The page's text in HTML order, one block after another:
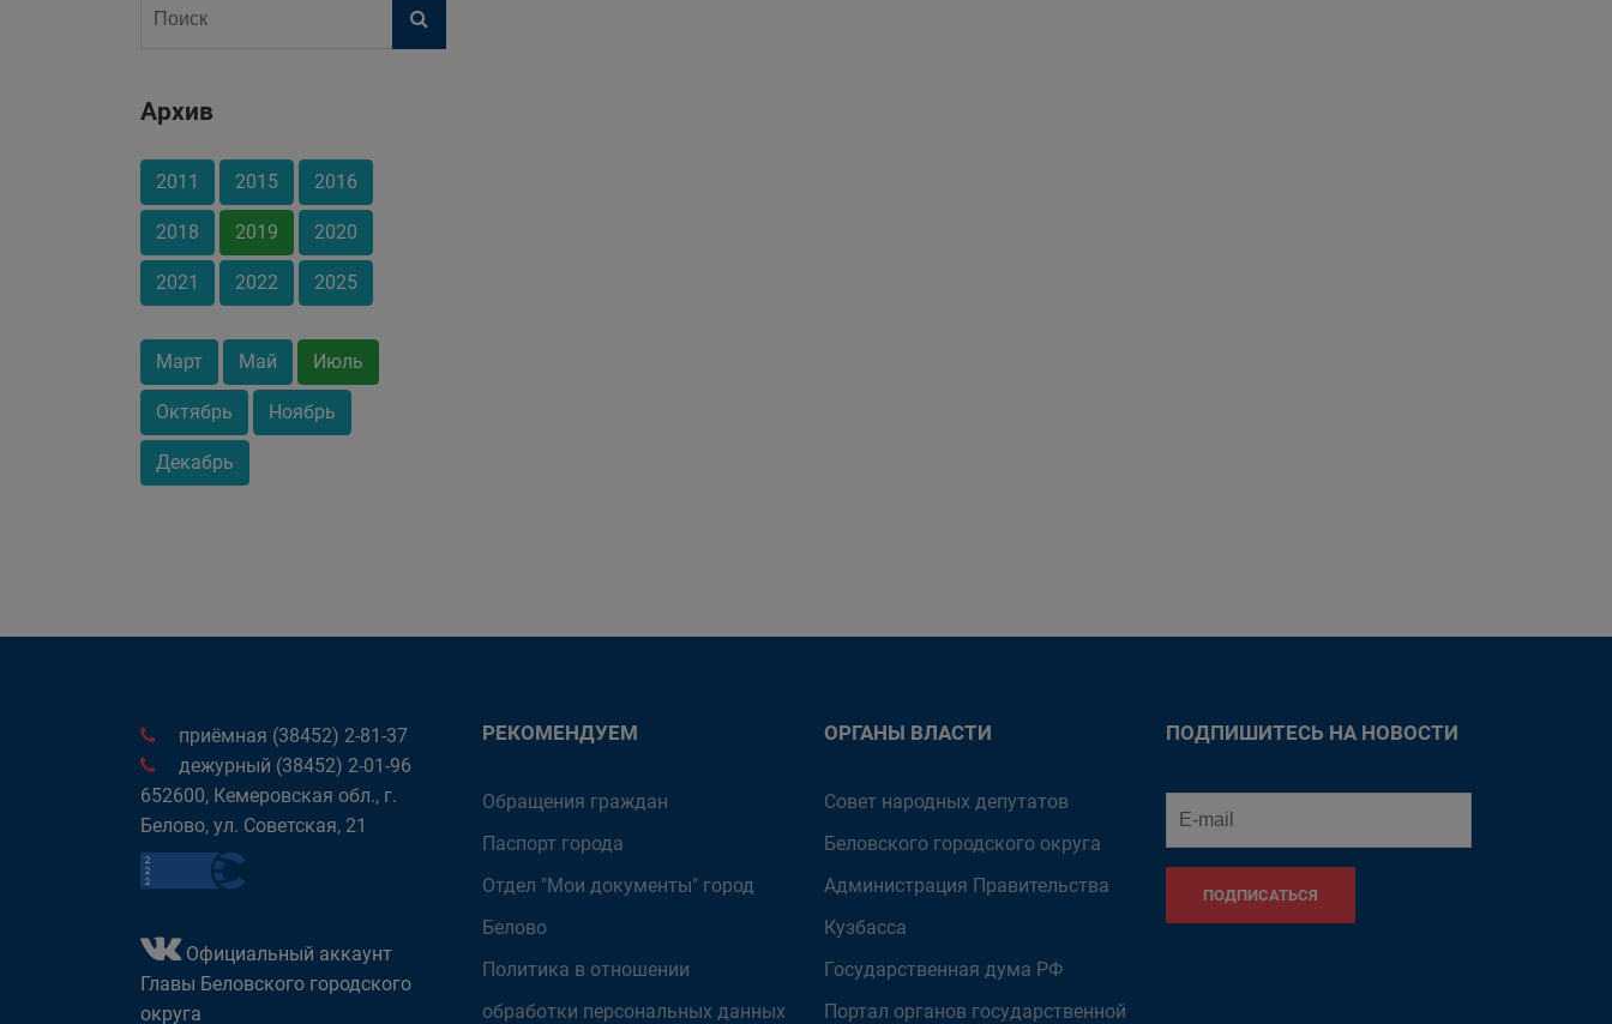
Архив
2011 2015 2016
2018 2019 2020
2021 2022 2025
Март Май Июль
Октябрь Ноябрь
Декабрь
приёмная (38452) 2-81-37
дежурный (38452) 2-01-96
652600, Кемеровская обл., г.
Белово, ул. Советская, 21
Официальный аккаунт
Главы Беловского городского
округа
РЕКОМЕНДУЕМ
Обращения граждан
Паспорт города
Отдел "Мои документы" город
Белово
Политика в отношении
обработки персональных данных
ОРГАНЫ ВЛАСТИ
Совет народных депутатов
Беловского городского округа
Администрация Правительства
Кузбасса
Государственная дума РФ
Портал органов государственной
ПОДПИШИТЕСЬ НА НОВОСТИ
ПОДПИСАТЬСЯ